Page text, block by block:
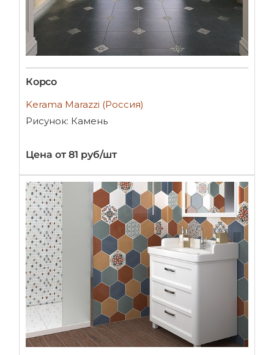
Корсо
Kerama Marazzi (Россия)
Рисунок: Камень
Цена от 81 руб/шт